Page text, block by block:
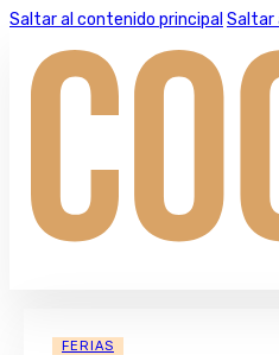
Saltar al contenido principal Saltar
FERIAS